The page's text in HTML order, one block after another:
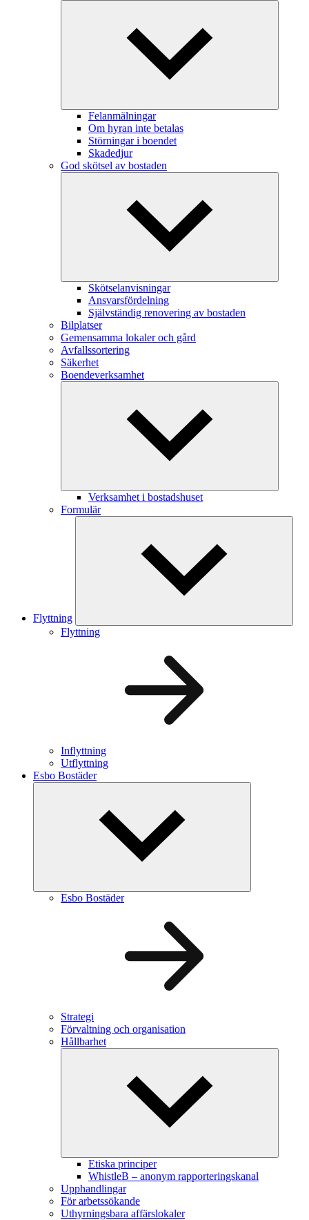
Felanmälningar
Om hyran inte betalas
Störningar i boendet
Skadedjur
God skötsel av bostaden
Skötselanvisningar
Ansvarsfördelning
Självständig renovering av bostaden
Bilplatser
Gemensamma lokaler och gård
Avfallssortering
Säkerhet
Boendeverksamhet
Verksamhet i bostadshuset
Formulär
Flyttning
Flyttning
Inflyttning
Utflyttning
Esbo Bostäder
Esbo Bostäder
Strategi
Förvaltning och organisation
Hållbarhet
Etiska principer
WhistleB – anonym rapporteringskanal
Upphandlingar
För arbetssökande
Uthyrningsbara affärslokaler